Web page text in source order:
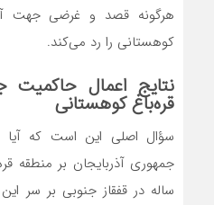
هرگونه قصد و غرضی جهت
کوهستانی را رد می‌کند.
نتایج اعمال حاکمیت
قره‌باغ کوهستانی
سؤال اصلی این است که آیا
جمهوری آذربایجان بر منطقه
ساله در قفقاز جنوبی بر سر